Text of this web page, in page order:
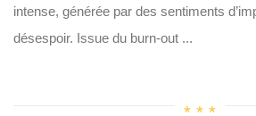
intense, générée par des sentiments
désespoir. Issue du burn-out ...